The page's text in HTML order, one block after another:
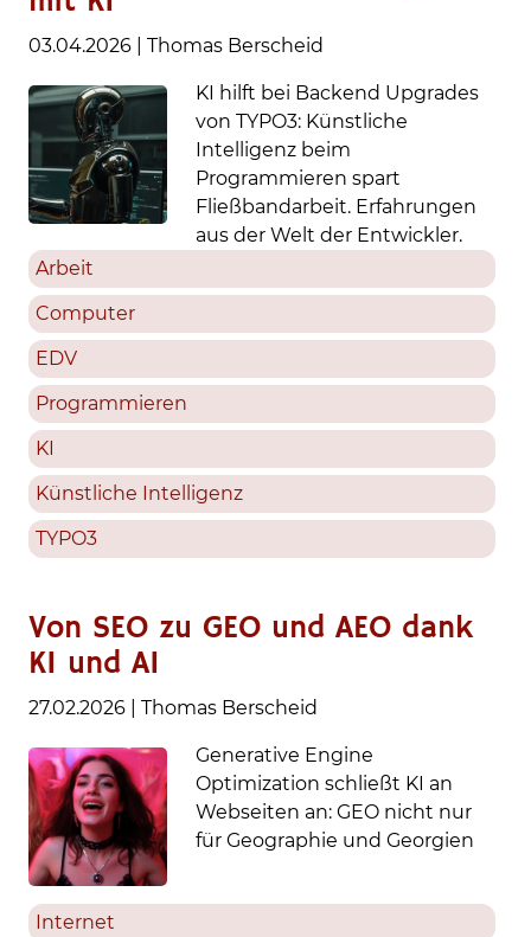
03.04.2026 Thomas Berscheid
KI hilft bei Backend Upgrades
von TYPO3: Künstliche
Intelligenz beim
Programmieren spart
Fließbandarbeit. Erfahrungen
aus der Welt der Entwickler.
Arbeit
Computer
EDV
Programmieren
KI
Künstliche Intelligenz
TYPO3
Von SEO zu GEO und AEO dank
KI und AI
27.02.2026 Thomas Berscheid
Generative Engine
Optimization schließt KI an
Webseiten an: GEO nicht nur
für Geographie und Georgien
Internet